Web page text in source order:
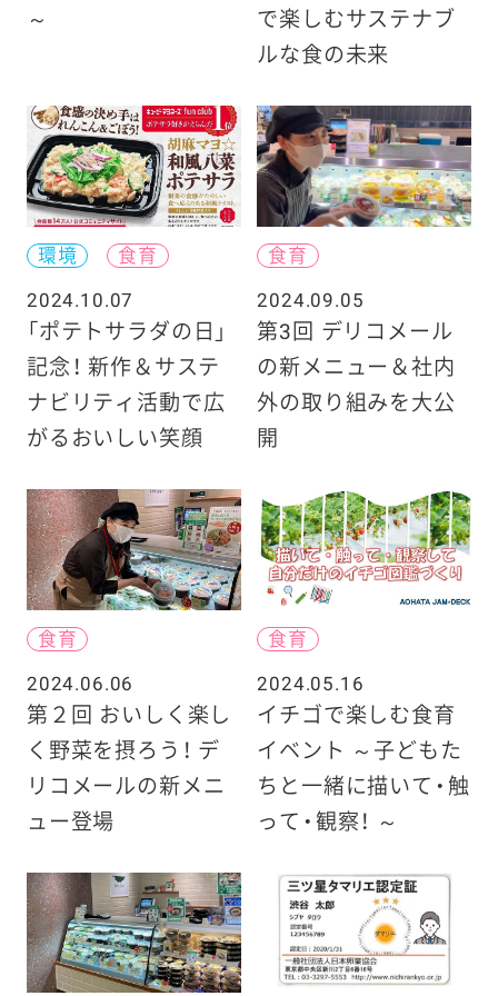
～
で楽しむサステナブ
ルな食の未来
環境
食育
2024.10.07
「ポテトサラダの日」
記念！ 新作＆サステ
ナビリティ活動で広
がるおいしい笑顔
食育
2024.09.05
第3回 デリコメール
の新メニュー＆社内
外の取り組みを大公
開
食育
2024.06.06
第２回 おいしく楽し
く野菜を摂ろう！ デ
リコメールの新メニ
ュー登場
食育
2024.05.16
イチゴで楽しむ食育
イベント ～子どもた
ちと一緒に描いて・触
って・観察！ ～